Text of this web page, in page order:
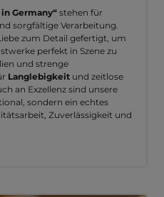
in Germany“ stehen für
sorgfältige Verarbeitung.
zum Detail gefertigt, um
perfekt in Szene zu
und strenge
Langlebigkeit und zeitlose
an Exzellenz sind unsere
sondern ein echtes
Zuverlässigkeit und